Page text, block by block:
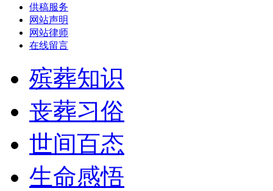
供稿服务
网站声明
网站律师
在线留言
殡葬知识
丧葬习俗
世间百态
生命感悟